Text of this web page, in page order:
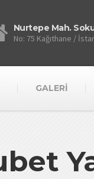
Nurtepe Mah.
No: 75 Kağıthane /
GALERİ